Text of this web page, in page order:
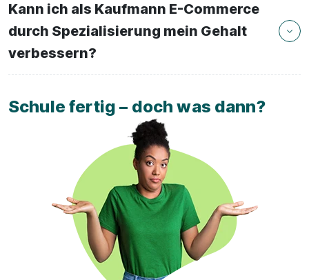
Kann ich als Kaufmann E-Commerce
durch Spezialisierung mein Gehalt
verbessern?
Schule fertig – doch was dann?